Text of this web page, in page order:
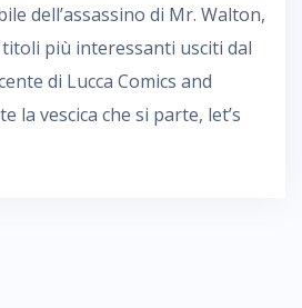
dell’assassino di Mr. Walton,
più interessanti usciti dal
di Lucca Comics and
la vescica che si parte, let’s